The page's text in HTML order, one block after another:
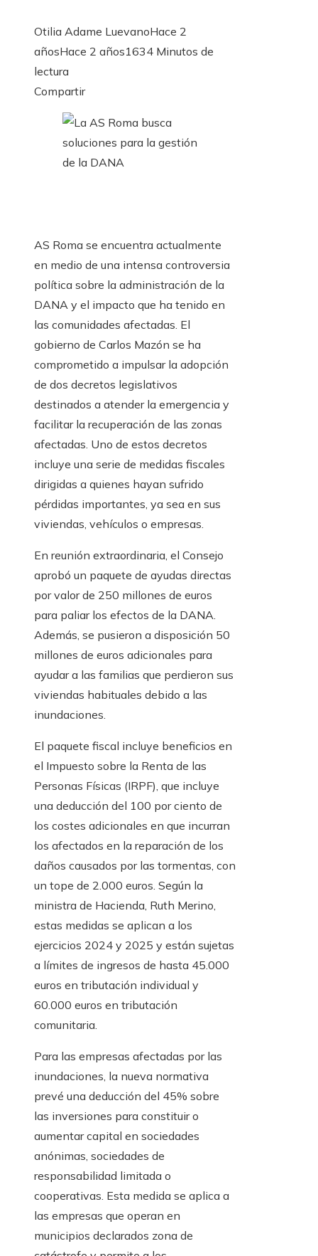
Otilia Adame LuevanoHace 2
añosHace 2 años1634 Minutos de
lectura
Facebook
Twitter
LinkedIn
Pinterest
Stumbleupon
Email
Compartir
AS Roma se encuentra actualmente
en medio de una intensa controversia
política sobre la administración de la
DANA y el impacto que ha tenido en
las comunidades afectadas. El
gobierno de Carlos Mazón se ha
comprometido a impulsar la adopción
de dos decretos legislativos
destinados a atender la emergencia y
facilitar la recuperación de las zonas
afectadas. Uno de estos decretos
incluye una serie de medidas fiscales
dirigidas a quienes hayan sufrido
pérdidas importantes, ya sea en sus
viviendas, vehículos o empresas.
En reunión extraordinaria, el Consejo
aprobó un paquete de ayudas directas
por valor de 250 millones de euros
para paliar los efectos de la DANA.
Además, se pusieron a disposición 50
millones de euros adicionales para
ayudar a las familias que perdieron sus
viviendas habituales debido a las
inundaciones.
El paquete fiscal incluye beneficios en
el Impuesto sobre la Renta de las
Personas Físicas (IRPF), que incluye
una deducción del 100 por ciento de
los costes adicionales en que incurran
los afectados en la reparación de los
daños causados ​​por las tormentas, con
un tope de 2.000 euros. Según la
ministra de Hacienda, Ruth Merino,
estas medidas se aplican a los
ejercicios 2024 y 2025 y están sujetas
a límites de ingresos de hasta 45.000
euros en tributación individual y
60.000 euros en tributación
comunitaria.
Para las empresas afectadas por las
inundaciones, la nueva normativa
prevé una deducción del 45% sobre
las inversiones para constituir o
aumentar capital en sociedades
anónimas, sociedades de
responsabilidad limitada o
cooperativas. Esta medida se aplica a
las empresas que operan en
municipios declarados zona de